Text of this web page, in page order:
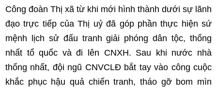
Công đoàn Thị xã từ khi mới hình thành dưới sự lãnh
đạo trực tiếp của Thị uỷ đã góp phần thực hiện sứ
mệnh lịch sử đấu tranh giải phóng dân tộc, thống
nhất tổ quốc và đi lên CNXH. Sau khi nước nhà
thống nhất, đội ngũ CNVCLĐ bắt tay vào công cuộc
khắc phục hậu quả chiến tranh, tháo gỡ bom mìn